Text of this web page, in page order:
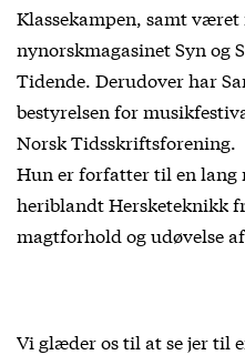
Klassekampen, samt
nynorskmagasinet Syn og
Tidende. Derudover har
bestyrelsen for
Norsk Tidsskriftsforening.
Hun er forfatter til en lang
heriblandt Hersketeknikk
magtforhold og udøvelse
Vi glæder os til at se jer til